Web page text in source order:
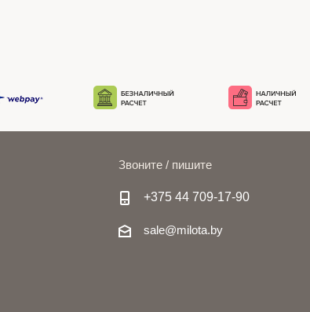
Звоните / пишите
+375 44 709-17-90
sale@milota.by